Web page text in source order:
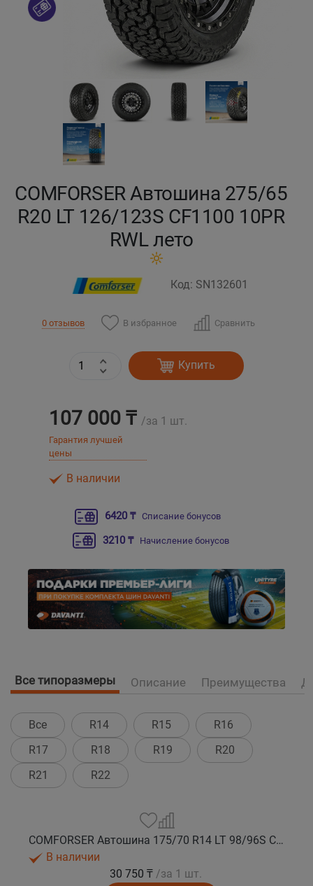
COMFORSER Автошина 275/65
R20 LT 126/123S CF1100 10PR
RWL лето
Код: SN132601
0 отзывов В избранное Сравнить
Купить
107 000 ₸ /за 1 шт.
Гарантия лучшей
цены
В наличии
6420 ₸ Списание бонусов
3210 ₸ Начисление бонусов
Все типоразмеры Описание Преимущества
Все R14 R15
R16
R17
R18 R19
R20
R21
R22
COMFORSER Автошина 175/70 R14 LT 98/96S CF1100 10PR RWL лето
В наличии
30 750 ₸ /за 1 шт.
Кокшетау
Кызылорда
Петропавловск
Семей
Шымкент
Экибастуз
Бишкек